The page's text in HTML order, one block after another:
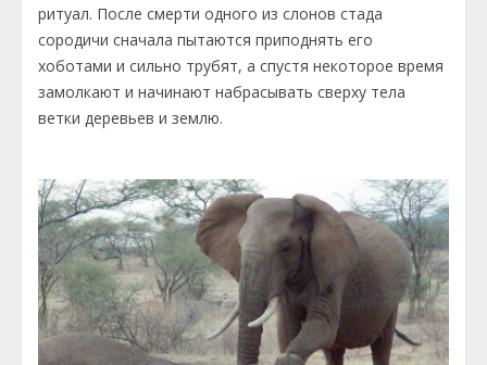
ритуал. После смерти одного из слонов стада
сородичи сначала пытаются приподнять его
хоботами и сильно трубят, а спустя некоторое время
замолкают и начинают набрасывать сверху тела
ветки деревьев и землю.